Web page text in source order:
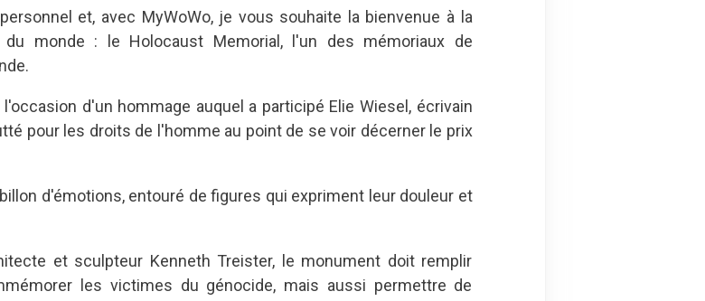
et, avec MyWoWo, je vous souhaite la bienvenue à la
du monde : le Holocaust Memorial, l'un des mémoriaux de
d'un hommage auquel a participé Elie Wiesel, écrivain
pour les droits de l'homme au point de se voir décerner le prix
d'émotions, entouré de figures qui expriment leur douleur et
et sculpteur Kenneth Treister, le monument doit remplir
les victimes du génocide, mais aussi permettre de